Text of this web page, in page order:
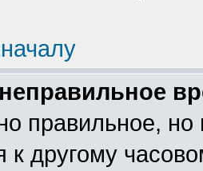
правильное,
к другому